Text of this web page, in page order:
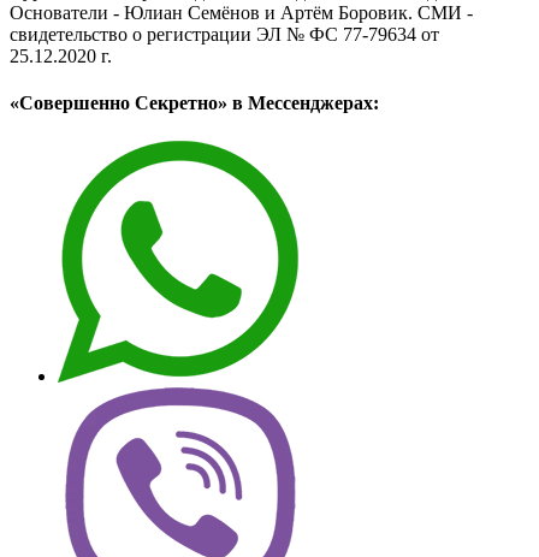
Основатели - Юлиан Семёнов и Артём Боровик. CМИ -
свидетельство о регистрации ЭЛ № ФС 77-79634 от
25.12.2020 г.
«Совершенно Секретно» в Мессенджерах: